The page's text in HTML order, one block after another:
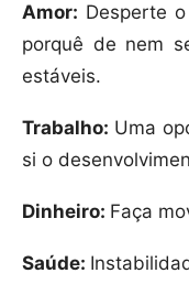
Amor: Desperte
porquê de nem
estáveis.
Trabalho: Uma
si o
Dinheiro: Faça
Saúde: